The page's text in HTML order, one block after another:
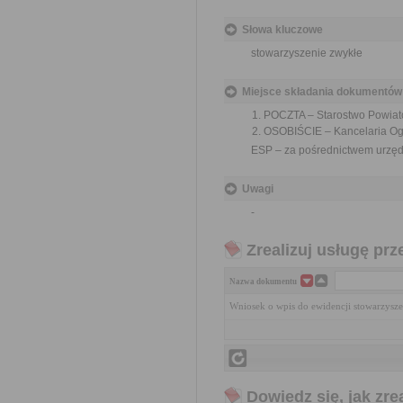
Słowa kluczowe
stowarzyszenie zwykłe
Miejsce składania dokumentów
POCZTA – Starostwo
OSOBIŚCIE – Kancelaria
ESP – za pośrednictwem
Uwagi
-
Zrealizuj usługę
Nazwa dokumentu
Wniosek o wpis do ewidencji
Dowiedz się, jak